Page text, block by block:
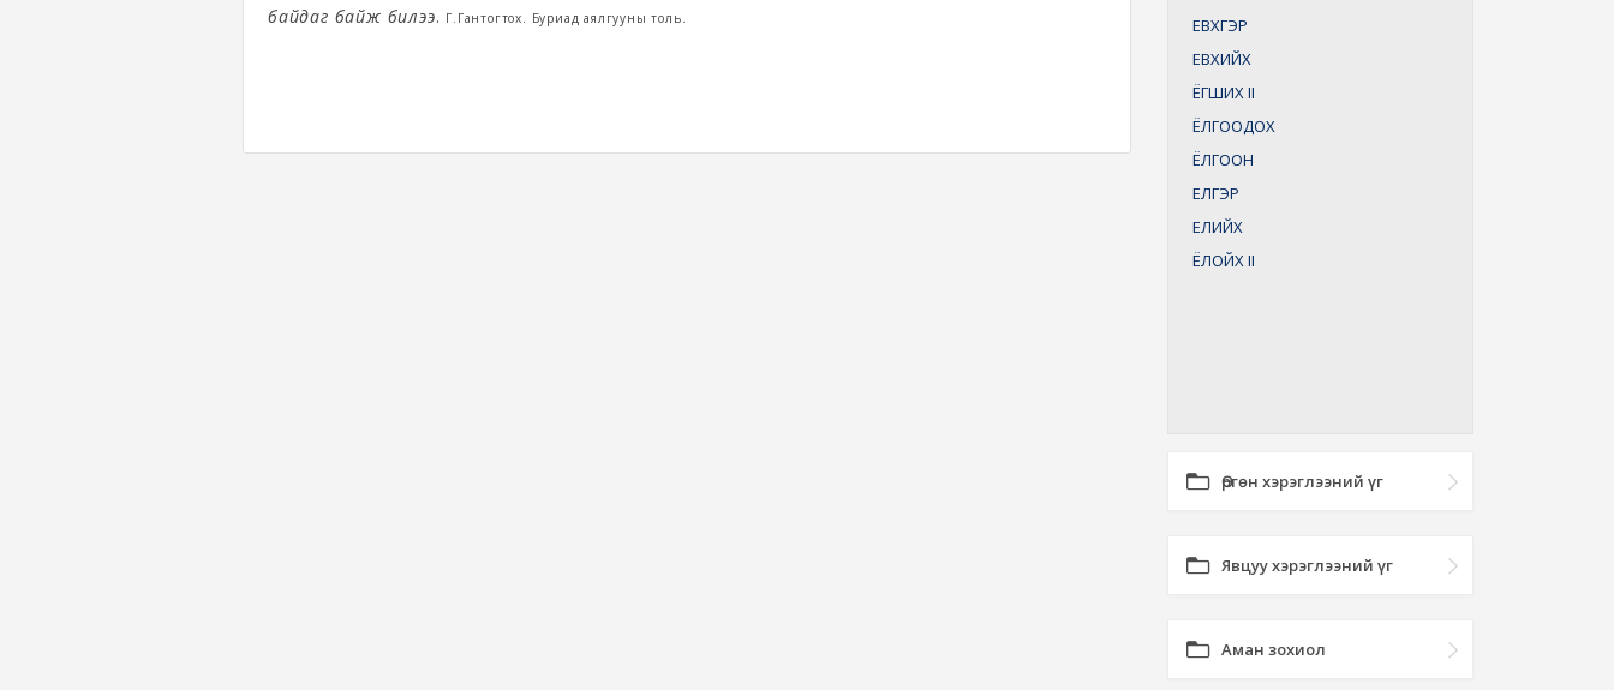
байдаг байж билээ. Г.Гантогтох. Буриад аялгууны толь.
ЕВХГЭР
ЕВХИЙХ
ЁГШИХII
ЁЛГООДОХ
ЁЛГООН
ЕЛГЭР
ЕЛИЙХ
ЁЛОЙХII
Өргөн хэрэглээний үг
Явцуу хэрэглээний үг
Аман зохиол